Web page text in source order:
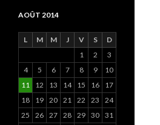
AOÛT 2014
L M M J V S D
1 2
3
4
5 6 7 8 9
10
11
12 13 14 15 16
17
18
19 20 21 22 23
24
25
26 27 28 29 30 31